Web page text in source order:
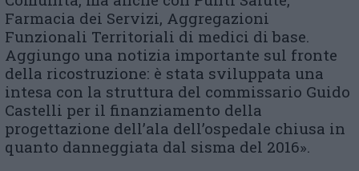
Farmacia dei Servizi, Aggregazioni
Funzionali Territoriali di medici di base.
Aggiungo una notizia importante sul fronte
della ricostruzione: è stata sviluppata una
intesa con la struttura del commissario Guido
Castelli per il finanziamento della
progettazione dell’ala dell’ospedale chiusa in
quanto danneggiata dal sisma del 2016».